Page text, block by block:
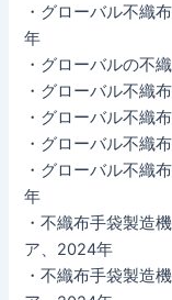
・グローバル不織
年
・グローバルの不
・グローバル不織
・グローバル不織
・グローバル不織
・グローバル不織
年
・不織布手袋製造
ア、2024年
・不織布手袋製造